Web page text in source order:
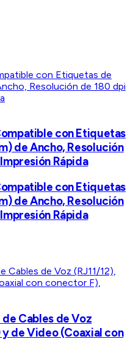
con Etiquetas
de Ancho, Resolución
Rápida
con Etiquetas
de Ancho, Resolución
Rápida
Cables de Voz
y de Video (Coaxial con